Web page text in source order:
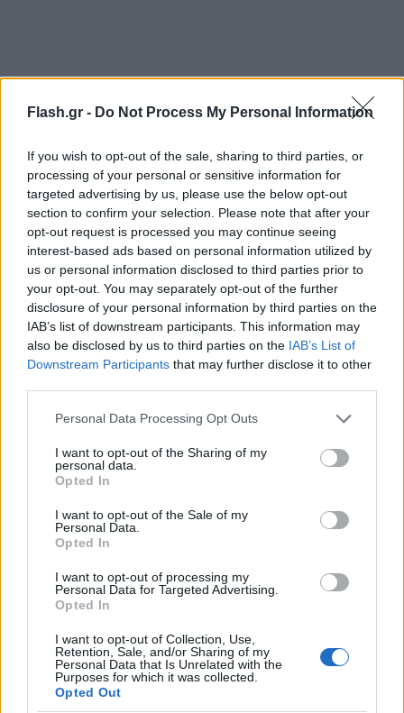
Flash.gr - Do Not Process My Personal Information
If you wish to opt-out of the sale, sharing to third parties, or
processing of your personal or sensitive information for
targeted advertising by us, please use the below opt-out
section to confirm your selection. Please note that after your
opt-out request is processed you may continue seeing
interest-based ads based on personal information utilized by
us or personal information disclosed to third parties prior to
your opt-out. You may separately opt-out of the further
disclosure of your personal information by third parties on the
IAB’s list of downstream participants. This information may
also be disclosed by us to third parties on the IAB’s List of
Downstream Participants that may further disclose it to other
Please note that this website/app uses one or more Google
not limited to your visit or usage behaviour. You may click to
grant or deny consent to Google and its third-party tags to
use your data for below specified purposes in below Google
consent section.
Personal Data Processing Opt Outs
I want to opt-out of the Sharing of my
personal data.
Opted In
I want to opt-out of the Sale of my
Personal Data.
Opted In
I want to opt-out of processing my
Personal Data for Targeted Advertising.
Opted In
I want to opt-out of Collection, Use,
Retention, Sale, and/or Sharing of my
Personal Data that Is Unrelated with the
Purposes for which it was collected.
Opted Out
«Ο πατέρας μου έχει ένα θέμα με την υγεία του και
δεν μπορούσε να είναι σήμερα εδώ. Ήθελα πολύ να
το αφιερώσω γιατί το έργο αυτό έχει θέμα την
θέσπισε νόμο για την κακοποίηση και την
ενδοοικογενειακή βία το 2006 - φανταστείτε πόσο
πρόσφατα - και πριν από αυτό δεν υπήρχε τίποτα.